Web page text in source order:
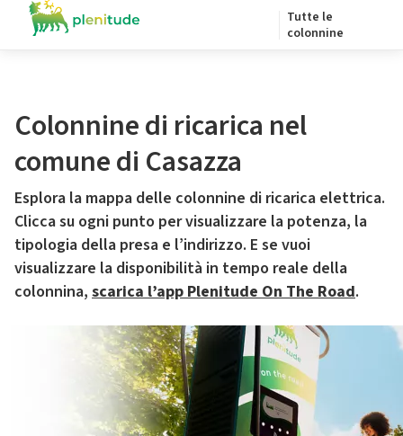
Tutte le
colonnine
Colonnine di ricarica nel
comune di Casazza
Esplora la mappa delle colonnine di ricarica elettrica.
Clicca su ogni punto per visualizzare la potenza, la
tipologia della presa e l’indirizzo. E se vuoi
visualizzare la disponibilità in tempo reale della
colonnina, scarica l’app Plenitude On The Road.